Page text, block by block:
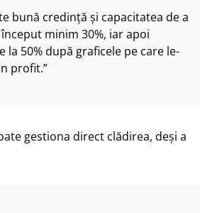
bună credință și capacitatea de a
minim 30%, iar apoi
50% după graficele pe care le-
profit.”
gestiona direct clădirea, deși a